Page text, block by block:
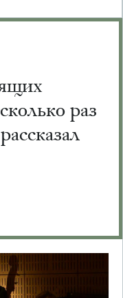
раз